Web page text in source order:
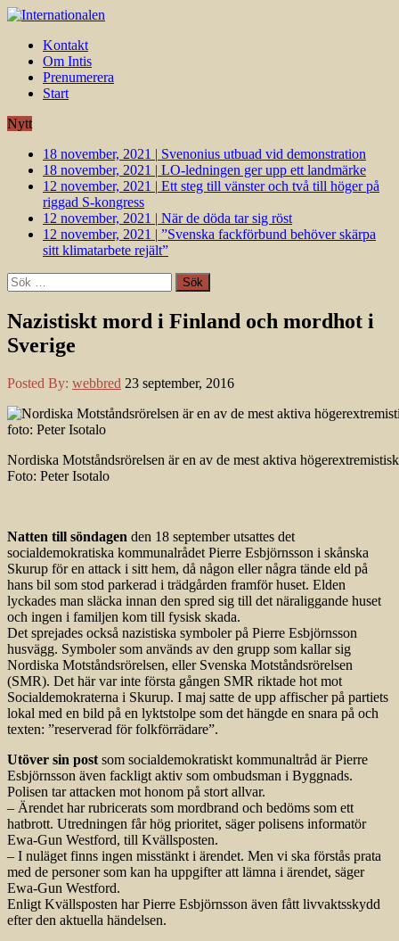
Kontakt
Om Intis
Prenumerera
Start
Nytt
18 november, 2021 | Svenonius utbuad vid demonstration
18 november, 2021 | LO-ledningen ger upp ett landmärke
12 november, 2021 | Ett steg till vänster och två till höger på
riggad S-kongress
12 november, 2021 | När de döda tar sig röst
12 november, 2021 | ”Svenska fackförbund behöver skärpa
sitt klimatarbete rejält”
Sök
efter:
Nazistiskt mord i Finland och mordhot i
Sverige
Posted By: webbred 23 september, 2016
Nordiska Motståndsrörelsen är en av de mest aktiva
Foto: Peter Isotalo
Natten till söndagen den 18 september utsattes det
socialdemokratiska kommunalrådet Pierre Esbjörnsson i skånska
Skurup för en attack i sitt hem, då någon eller några tände eld på
hans bil som stod parkerad i trädgården framför huset. Elden
lyckades man släcka innan den spred sig till det näraliggande huset
och ingen i familjen kom till fysisk skada.
Det sprejades också nazistiska symboler på Pierre Esbjörnsson
husvägg. Symboler som används av den grupp som kallar sig
Nordiska Motståndsrörelsen, eller Svenska Motståndsrörelsen
(SMR). Det här var inte första gången SMR riktade hot mot
Socialdemokraterna i Skurup. I maj satte de upp affischer på partiets
lokal med en bild på en lyktstolpe som det hängde en snara på och
texten: ”reserverad för folkförrädare”.
Utöver sin post som socialdemokratiskt kommunaltråd är Pierre
Esbjörnsson även fackligt aktiv som ombudsman i Byggnads.
Polisen tar attacken mot honom på stort allvar.
– Ärendet har rubricerats som mordbrand och bedöms som ett
hatbrott. Utredningen får hög prioritet, säger polisens informatör
Ewa-Gun Westford, till Kvällsposten.
– I nuläget finns ingen misstänkt i ärendet. Men vi ska förstås prata
med de personer som kan ha uppgifter att lämna i ärendet, säger
Ewa-Gun Westford.
Enligt Kvällsposten har Pierre Esbjörnsson även fått livvaktsskydd
efter den aktuella händelsen.